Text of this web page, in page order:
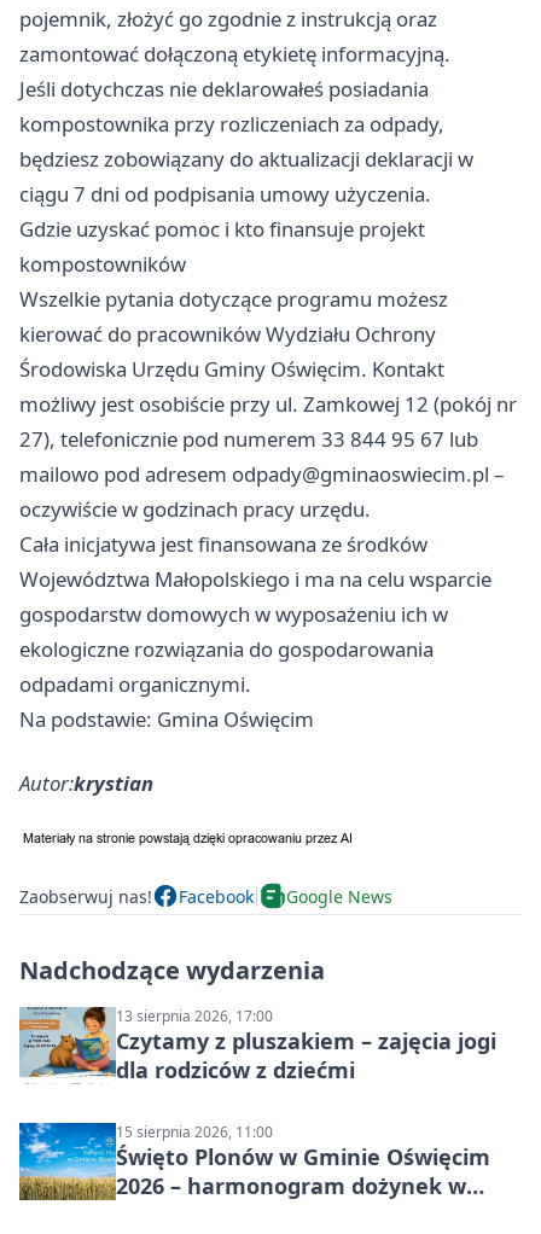
pojemnik, złożyć go zgodnie z instrukcją oraz
zamontować dołączoną etykietę informacyjną.
Jeśli dotychczas nie deklarowałeś posiadania
kompostownika przy rozliczeniach za odpady,
będziesz zobowiązany do aktualizacji deklaracji w
ciągu 7 dni od podpisania umowy użyczenia.
Gdzie uzyskać pomoc i kto finansuje projekt
kompostowników
Wszelkie pytania dotyczące programu możesz
kierować do pracowników Wydziału Ochrony
Środowiska Urzędu Gminy Oświęcim. Kontakt
możliwy jest osobiście przy ul. Zamkowej 12 (pokój nr
27), telefonicznie pod numerem 33 844 95 67 lub
mailowo pod adresem odpady@gminaoswiecim.pl –
oczywiście w godzinach pracy urzędu.
Cała inicjatywa jest finansowana ze środków
Województwa Małopolskiego i ma na celu wsparcie
gospodarstw domowych w wyposażeniu ich w
ekologiczne rozwiązania do gospodarowania
odpadami organicznymi.
Na podstawie: Gmina Oświęcim
Autor:krystian
Zaobserwuj nas! Facebook Google News
Nadchodzące wydarzenia
13 sierpnia 2026, 17:00
Czytamy z pluszakiem – zajęcia jogi
dla rodziców z dziećmi
15 sierpnia 2026, 11:00
Święto Plonów w Gminie Oświęcim
2026 – harmonogram dożynek w